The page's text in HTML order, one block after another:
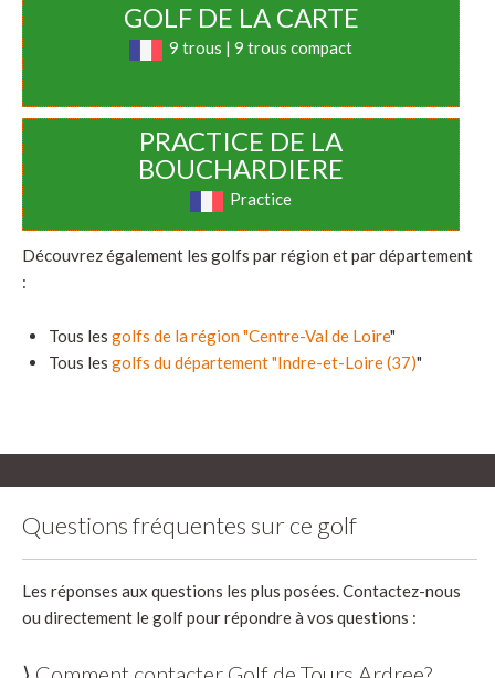
GOLF DE LA CARTE
9 trous | 9 trous compact
PRACTICE DE LA
BOUCHARDIERE
Practice
Découvrez également les golfs par région et par département
:
Tous les golfs de la région "Centre-Val de Loire"
Tous les golfs du département "Indre-et-Loire (37)"
Questions fréquentes sur ce golf
Les réponses aux questions les plus posées. Contactez-nous
ou directement le golf pour répondre à vos questions :